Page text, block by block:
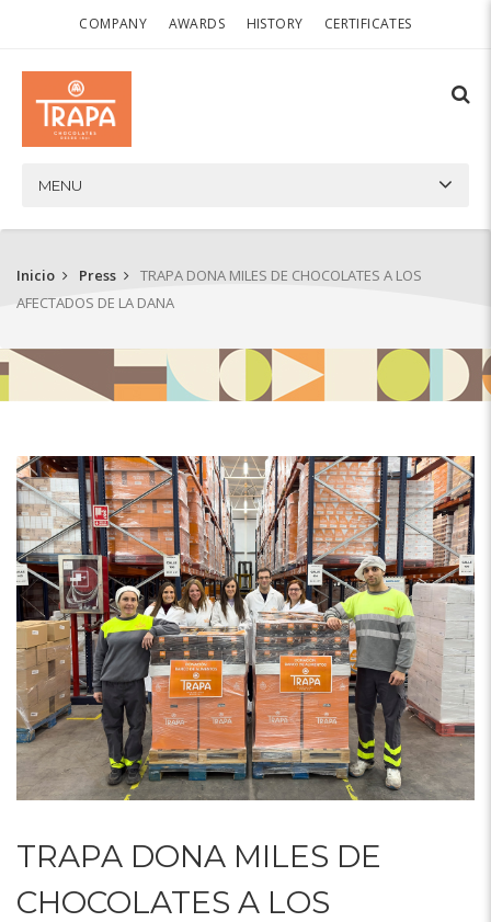
COMPANY AWARDS HISTORY CERTIFICATES
MENU
Inicio Press
TRAPA DONA MILES DE CHOCOLATES A LOS
AFECTADOS DE LA DANA
TRAPA DONA MILES DE
CHOCOLATES A LOS